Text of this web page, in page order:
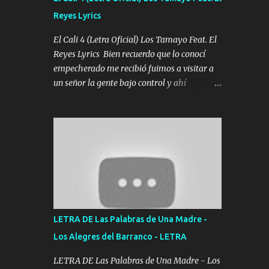
agarrar el vuelo y la mente y tranquilizando
Tomense un buen trago Y así es como
empezamos los versos que voy cantando
(Music) A vido alta y bajas La carreta se
atora Pero nunca le aflojamos Ya me han
pasado cosas Y aunque ustedes no sepan
es...
Reyes Lyrics
El Cali 4 (Letra Oficial) Los Tamayo Feat. El
Reyes Lyrics Bien recuerdo que lo conocí
empecherado me recibió fuimos a visitar a
un señor la gente bajo control y ahí
reglas no secuestr0 no r0bar De La C giró la
orden nos comanda el doble P bien firmes
con Alto PRIETO y la camisa es color Verde y
peleam0s la Bandera por todita a la ciudad
con los drones patrullando la Frontera De
blancas ya hace falta mi APA FLACO verde
se le extraña pa que sepan Aquí Pura GENTE
LETRA DE Las Palabras de Una Madre -
Los Alegres del Barranco - LETRA
LETRA DE Las Palabras de Una Madre - Los